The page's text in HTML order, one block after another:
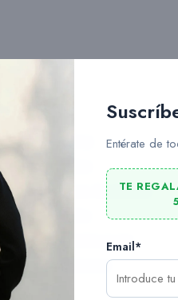
Ucon Acrobatics
Gaston Luga
Cotopaxi
Entérate de
TE
Email*